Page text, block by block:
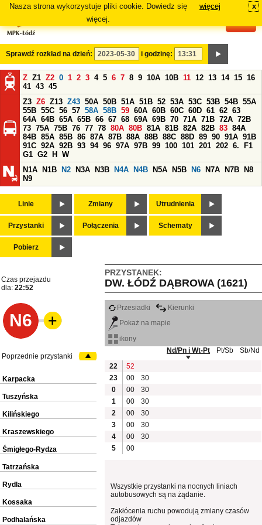
Nasza strona wykorzystuje pliki cookie. Dowiedz się
więcej.
więcej x
Sprawdź rozkład na dzień: i godzinę:
Z Z1 Z2 0 1 2 3 4 5 6 7 8 9 10A 10B 11 12 13 14 15 16
41 43 45
Z3 Z6 Z13 Z43 50A 50B 51A 51B 52 53A 53C 53B 54B 55A
55B 55C 56 57 58A 58B 59 60A 60B 60C 60D 61 62 63
64A 64B 65A 65B 66 67 68 69A 69B 70 71A 71B 72A 72B
73 75A 75B 76 77 78 80A 80B 81A 81B 82A 82B 83 84A
84B 85A 85B 86 87A 87B 88A 88B 88C 88D 89 90 91A 91B
91C 92A 92B 93 94 96 97A 97B 99 100 101 201 202 6.
F1
G1 G2 H
W
N1A
N1B N2 N3A N3B N4A N4B N5A N5B N6 N7A N7B
N8
N9
Linie Zmiany Utrudnienia
Przystanki Połączenia Schematy
Pobierz
PRZYSTANEK:
DW. ŁÓDŹ DĄBROWA (1621)
Czas przejazdu
dla: 22:52
N6
Przesiadki
Kierunki
Pokaż na mapie
ikony
Nd/Pn i Wt-Pt
Pt/Sb
Sb/Nd
22
52
23
00
30
0
00
30
1
00
30
2
00
30
3
00
30
4
00
30
5
00
Wszystkie przystanki na nocnych liniach
autobusowych są na żądanie.
Zakłócenia ruchu powodują zmiany czasów
odjazdów
Poprzednie przystanki
Karpacka
Tuszyńska
Kilińskiego
Kraszewskiego
Śmigłego-Rydza
Tatrzańska
Rydla
Kossaka
Podhalańska